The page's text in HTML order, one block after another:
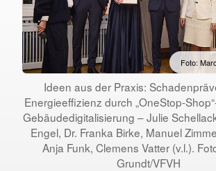
Foto:
Ideen aus der Praxis:
Energieeffizienz durch „OneStop-
Gebäudedigitalisierung – Julie
Engel, Dr. Franka Birke, Manuel
Anja Funk, Clemens Vatter (v.l.).
Grundt/VFVH